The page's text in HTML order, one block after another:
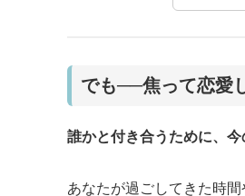
でも──焦って恋愛
誰かと付き合うために、今
あなたが過ごしてきた時